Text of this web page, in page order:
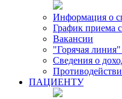
Информация о
График приема
Вакансии
"Горячая
Сведения о
ПАЦИЕНТУ